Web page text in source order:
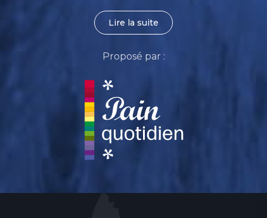
Lire la suite
Proposé par :